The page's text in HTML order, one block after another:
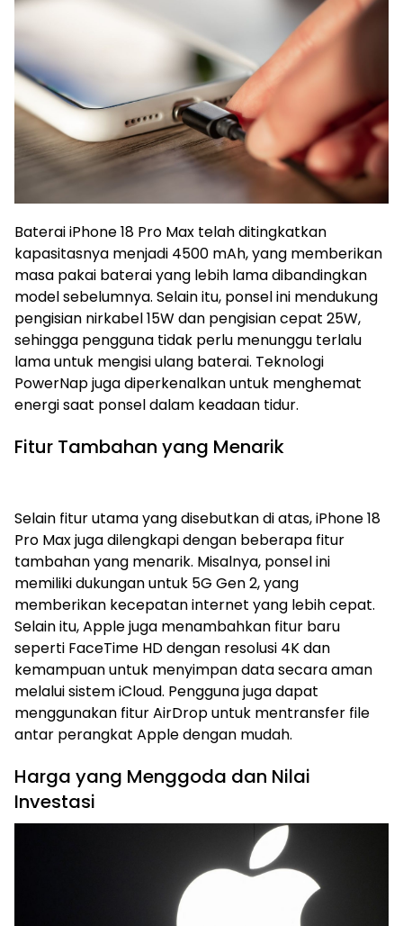
Baterai iPhone 18 Pro Max telah ditingkatkan
kapasitasnya menjadi 4500 mAh, yang memberikan
masa pakai baterai yang lebih lama dibandingkan
model sebelumnya. Selain itu, ponsel ini mendukung
pengisian nirkabel 15W dan pengisian cepat 25W,
sehingga pengguna tidak perlu menunggu terlalu
lama untuk mengisi ulang baterai. Teknologi
PowerNap juga diperkenalkan untuk menghemat
energi saat ponsel dalam keadaan tidur.
Fitur Tambahan yang Menarik
Selain fitur utama yang disebutkan di atas, iPhone 18
Pro Max juga dilengkapi dengan beberapa fitur
tambahan yang menarik. Misalnya, ponsel ini
memiliki dukungan untuk 5G Gen 2, yang
memberikan kecepatan internet yang lebih cepat.
Selain itu, Apple juga menambahkan fitur baru
seperti FaceTime HD dengan resolusi 4K dan
kemampuan untuk menyimpan data secara aman
melalui sistem iCloud. Pengguna juga dapat
menggunakan fitur AirDrop untuk mentransfer file
antar perangkat Apple dengan mudah.
Harga yang Menggoda dan Nilai
Investasi